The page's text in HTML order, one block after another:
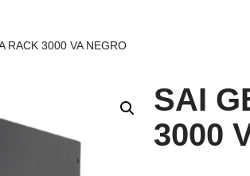
RACK 3000 VA NEGRO
SAI
3000